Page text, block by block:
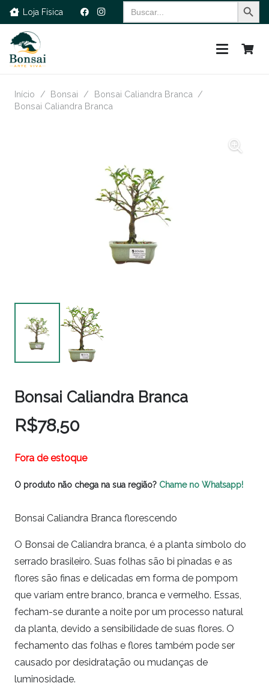
Loja Física
Search
for:
Início / Bonsai / Bonsai Caliandra Branca /
Bonsai Caliandra Branca
Bonsai Caliandra Branca
R$78,50
Fora de estoque
O produto não chega na sua região? Chame no Whatsapp!
Bonsai Caliandra Branca florescendo
O Bonsai de Caliandra branca, é a planta símbolo do
serrado brasileiro. Suas folhas são bi pinadas e as
flores são finas e delicadas em forma de pompom
que variam entre branco, branca e vermelho. Essas,
fecham-se durante a noite por um processo natural
da planta, devido a sensibilidade de suas flores. O
fechamento das folhas e flores também pode ser
causado por desidratação ou mudanças de
luminosidade.